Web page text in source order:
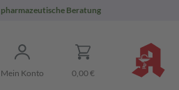
pharmazeutische Beratung
Mein Konto 0,00 €